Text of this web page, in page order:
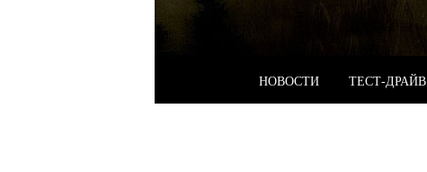
НОВОСТИ ТЕСТ-ДРАЙВ